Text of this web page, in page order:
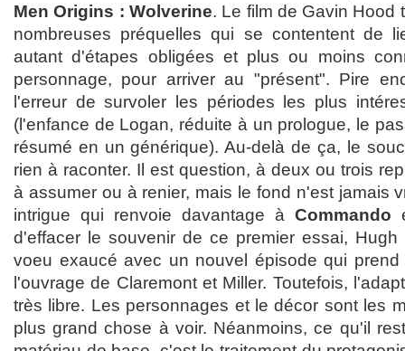
Men Origins : Wolverine. Le film de Gavin Hood
nombreuses préquelles qui se contentent de
autant d'étapes obligées et plus ou moins
personnage, pour arriver au "présent". Pire
l'erreur de survoler les périodes les plus
(l'enfance de Logan, réduite à un prologue, le
résumé en un générique). Au-delà de ça, le
rien à raconter. Il est question, à deux ou trois
à assumer ou à renier, mais le fond n'est jamais
intrigue qui renvoie davantage à Commando
d'effacer le souvenir de ce premier essai,
voeu exaucé avec un nouvel épisode qui
l'ouvrage de Claremont et Miller. Toutefois,
très libre. Les personnages et le décor sont les
plus grand chose à voir. Néanmoins, ce qu'il